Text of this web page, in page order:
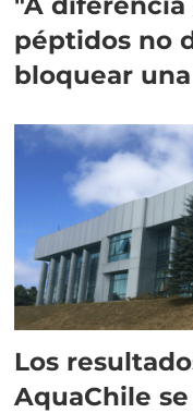
péptidos no
bloquear
Los
AquaChile